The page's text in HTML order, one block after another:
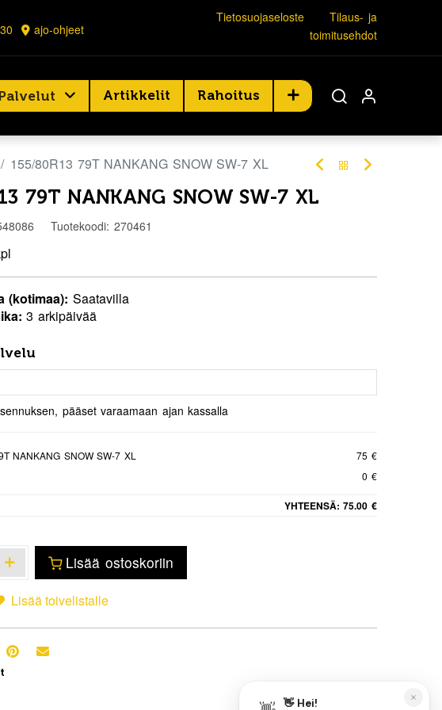
ajo-ohjeet
Tietosuojaseloste
Tilaus- ja
toimitusehdot
Artikkelit Rahoitus
155/80R13 79T NANKANG SNOW SW-7 XL
79T NANKANG SNOW SW-7 XL
Tuotekoodi: 270461
(kotimaa): Saatavilla
3 arkipäivää
pääset varaamaan ajan kassalla
NANKANG SNOW SW-7 XL
75 €
0 €
YHTEENSÄ: 75.00 €
Lisää ostoskoriin
Lisää toivelistalle